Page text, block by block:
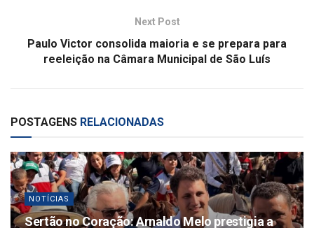
Next Post
Paulo Victor consolida maioria e se prepara para
reeleição na Câmara Municipal de São Luís
POSTAGENS RELACIONADAS
NOTÍCIAS
Sertão no Coração: Arnaldo Melo prestigia a